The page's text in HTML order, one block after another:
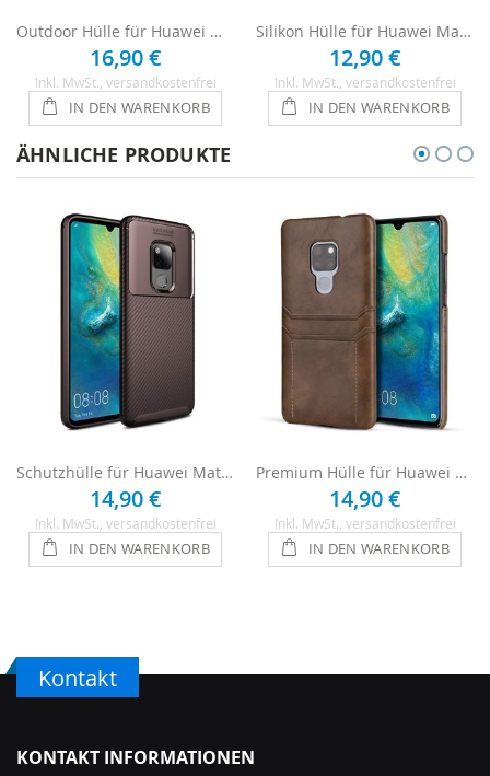
Outdoor Hülle für Huawei Mate 20 - Schwarz
16,90 €
Inkl. MwSt. , versandkostenfrei
IN DEN WARENKORB
Silikon Hülle für Huawei Mate 20 - Transparent
12,90 €
Inkl. MwSt. , versandkostenfrei
IN DEN WARENKORB
ÄHNLICHE PRODUKTE
Schutzhülle für Huawei Mate 20 - Braun
14,90 €
Inkl. MwSt. , versandkostenfrei
IN DEN WARENKORB
Premium Hülle für Huawei Mate 20 - Dunkelbraun
14,90 €
Inkl. MwSt. , versandkostenfrei
IN DEN WARENKORB
Kontakt
KONTAKT INFORMATIONEN